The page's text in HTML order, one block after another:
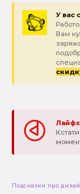
У вас
Вам
Подсказки про